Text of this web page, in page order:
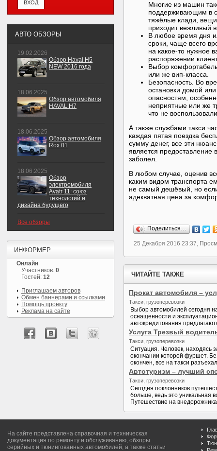
Многие из машин
поддерживающим в
тяжёлые клади,
приходит вежливый
В любое время дня
сроки, чаще всего
на какое-то нужное
распоряжении
Выбор
или же вип-класса.
Безопасность. Во
остановки домой
опасностям,
неприятные или же
что не
А также службами такси
каждая пятая поездка
сумму денег, все эти
является предоставление
заболел.
В любом случае, оценив
каким видом транспорта
не самый дешёвый, но
адекватная цена за
Поделиться…
25 Декабря 2016 23:37,
ЧИТАЙТЕ ТАКЖЕ
Прокат автомобиля –
Такси, грузоперевозки
Выбор автомобилей сегодня
оснащенности и
автокредитования
Услуга Трезвый
Такси, грузоперевозки
Ситуация. Человек, находясь
окончании которой фуршет.
окончен, все на такси
Автотуризм – лучший
Такси, грузоперевозки
Сегодня поклонников
больше, ведь это уникальная
Путешествие на
АВТО ОБЗОРЫ
19.02.2026
Обзор Haval H5
NEW 2016 года
18.06.2025
Обзор автомобиля
HAVAL H7
18.06.2025
Обзор автомобиля
Rox 01
18.06.2025
Обзор
электромобиля
Avatr 11: союз
технологий и
дизайна будущего
Все обзоры
ИНФОРМЕР
Онлайн
Участников: 0
Гостей: 12
Приглашаем авторов
Обмен баннерами и ссылками
Помощь проекту
Реклама на сайте
На сайте представлена справочная и техническая
документация по ремонту и обслуживанию, обзоры
серийных и тюнингованных автомобилей, а также статьи